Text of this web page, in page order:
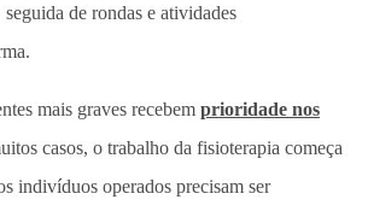
de rondas e atividades
mais graves recebem prioridade nos
casos, o trabalho da fisioterapia começa
indivíduos operados precisam ser